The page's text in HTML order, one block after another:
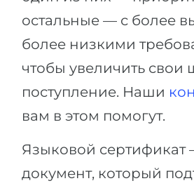
остальные — с более
более низкими
чтобы увеличить свои
поступление. Наши
вам в этом помогут.
Языковой сертификат
документ, который